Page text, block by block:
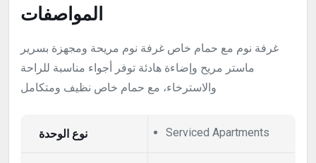
المواصفات
غرفة نوم مع حمام خاص غرفة نوم مريحة ومجهزة بسرير
ماستر مريح وإضاءة هادئة توفر أجواء مناسبة للراحة
والاسترخاء، مع حمام خاص نظيف ومتكامل
نوع الوحدة Serviced Apartments